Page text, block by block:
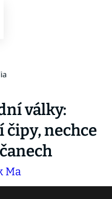
války:
nechce